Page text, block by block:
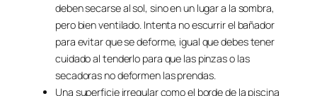
deben secarse al sol, sino en un lugar a la sombra,
pero bien ventilado. Intenta no escurrir el bañador
para evitar que se deforme, igual que debes tener
cuidado al tenderlo para que las pinzas o las
secadoras no deformen las prendas.
Una superficie irregular como el borde de la piscina